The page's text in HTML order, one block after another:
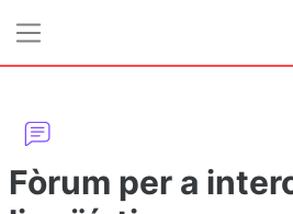
Fòrum per a